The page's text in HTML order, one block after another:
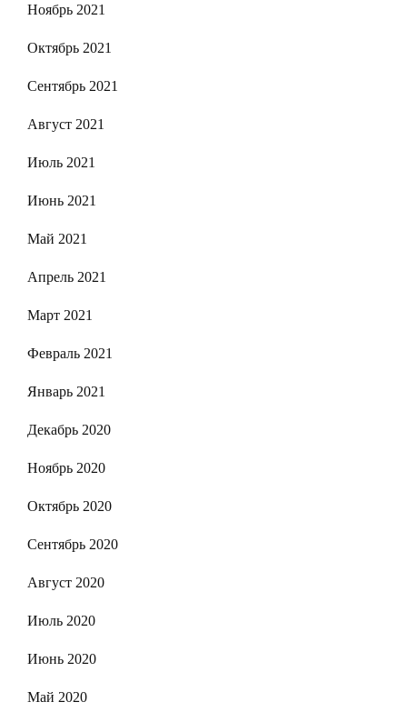
Ноябрь 2021
Октябрь 2021
Сентябрь 2021
Август 2021
Июль 2021
Июнь 2021
Май 2021
Апрель 2021
Март 2021
Февраль 2021
Январь 2021
Декабрь 2020
Ноябрь 2020
Октябрь 2020
Сентябрь 2020
Август 2020
Июль 2020
Июнь 2020
Май 2020